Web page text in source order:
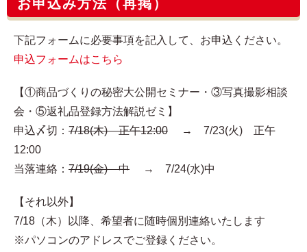
お申込み方法（再掲）
下記フォームに必要事項を記入して、お申込ください。
申込フォームはこちら
【①商品づくりの秘密大公開セミナー・③写真撮影相談
会・⑤返礼品登録方法解説ゼミ】
申込〆切： 7/18(木) 正午12:00 → 7/23(火) 正午
12:00
当落連絡： 7/19(金) 中 → 7/24(水)中
【それ以外】
7/18（木）以降、希望者に随時個別連絡いたします
※パソコンのアドレスでご登録ください。